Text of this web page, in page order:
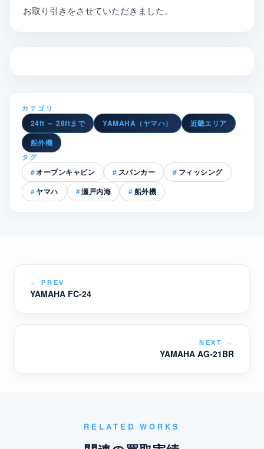
お取り引きをさせていただきました。
カテゴリ
24ft ～ 28ftまで YAMAHA（ヤマハ）
近畿エリア
船外機
タグ
オープンキャビン スパンカー
フィッシング
ヤマハ
瀬戸内海 船外機
← PREV
YAMAHA FC-24
NEXT →
YAMAHA AG-21BR
RELATED WORKS